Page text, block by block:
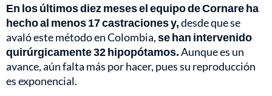
En los últimos diez meses el equipo de Cornare ha
hecho al menos 17 castraciones y,desde que se
avaló este método en Colombia,se han intervenido
quirúrgicamente 32 hipopótamos.Aunque es un
avance, aún falta más por hacer, pues su reproducción
es exponencial.